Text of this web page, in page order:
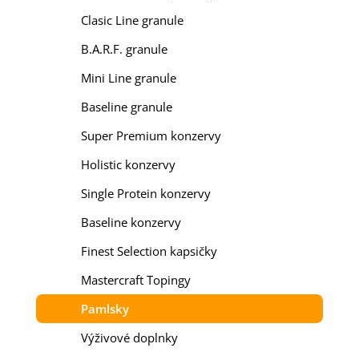
Clasic Line granule
B.A.R.F. granule
Mini Line granule
Baseline granule
Super Premium konzervy
Holistic konzervy
Single Protein konzervy
Baseline konzervy
Finest Selection kapsičky
Mastercraft Topingy
Pamlsky
Výživové doplnky